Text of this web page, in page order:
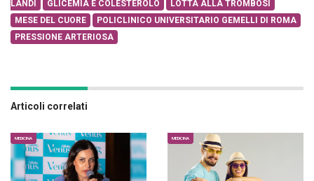
LANDI GLICEMIA E COLESTEROLO
LOTTA ALLA TROMBOSI
MESE DEL CUORE
POLICLINICO UNIVERSITARIO GEMELLI DI ROMA
PRESSIONE ARTERIOSA
Articoli correlati
MEDICINA MEDICINA